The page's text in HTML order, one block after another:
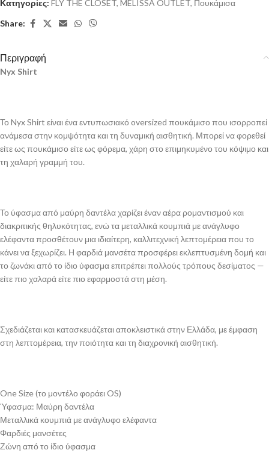
Κατηγορίες: FLY THE CLOSET, MELISSA OUTLET, Πουκάμισα
Share:
Περιγραφή
Nyx Shirt
Το Nyx Shirt είναι ένα εντυπωσιακό oversized πουκάμισο που ισορροπεί
ανάμεσα στην κομψότητα και τη δυναμική αισθητική. Μπορεί να φορεθεί
είτε ως πουκάμισο είτε ως φόρεμα, χάρη στο επιμηκυμένο του κόψιμο και
τη χαλαρή γραμμή του.
Το ύφασμα από μαύρη δαντέλα χαρίζει έναν αέρα ρομαντισμού και
διακριτικής θηλυκότητας, ενώ τα μεταλλικά κουμπιά με ανάγλυφο
ελέφαντα προσθέτουν μια ιδιαίτερη, καλλιτεχνική λεπτομέρεια που το
κάνει να ξεχωρίζει. Η φαρδιά μανσέτα προσφέρει εκλεπτυσμένη δομή και
το ζωνάκι από το ίδιο ύφασμα επιτρέπει πολλούς τρόπους δεσίματος —
είτε πιο χαλαρά είτε πιο εφαρμοστά στη μέση.
Σχεδιάζεται και κατασκευάζεται αποκλειστικά στην Ελλάδα, με έμφαση
στη λεπτομέρεια, την ποιότητα και τη διαχρονική αισθητική.
One Size (το μοντέλο φοράει OS)
Ύφασμα: Μαύρη δαντέλα
Μεταλλικά κουμπιά με ανάγλυφο ελέφαντα
Φαρδιές μανσέτες
Ζώνη από το ίδιο ύφασμα